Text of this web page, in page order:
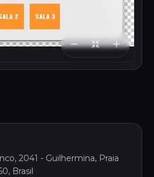
2041 - Guilhermina, Praia
Brasil